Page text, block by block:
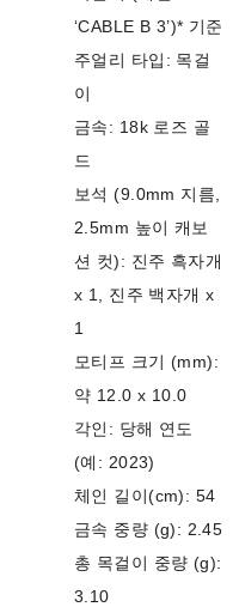
‘CABLE B 3’)* 기준
주얼리 타입: 목걸
이
금속: 18k 로즈 골
드
보석 (9.0mm 지름,
2.5mm 높이 캐보
션 컷): 진주 흑자개
x 1, 진주 백자개 x
1
모티프 크기 (mm):
약 12.0 x 10.0
각인: 당해 연도
(예: 2023)
체인 길이(cm): 54
금속 중량 (g): 2.45
총 목걸이 중량 (g):
3.10